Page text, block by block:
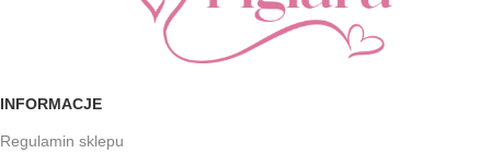
INFORMACJE
Regulamin sklepu